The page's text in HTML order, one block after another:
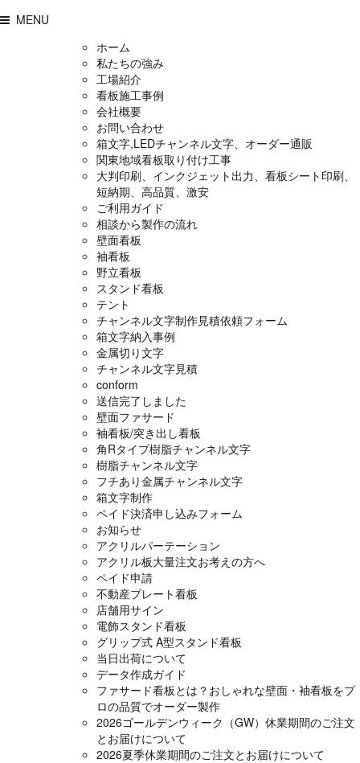
MENU
ホーム
私たちの強み
工場紹介
看板施工事例
会社概要
お問い合わせ
箱文字,LEDチャンネル文字、オーダー通販
関東地域看板取り付け工事
大判印刷、インクジェット出力、看板シート印刷、
短納期、高品質、激安
ご利用ガイド
相談から製作の流れ
壁面看板
袖看板
野立看板
スタンド看板
テント
チャンネル文字制作見積依頼フォーム
箱文字納入事例
金属切り文字
チャンネル文字見積
conform
送信完了しました
壁面ファサード
袖看板/突き出し看板
角Rタイプ樹脂チャンネル文字
樹脂チャンネル文字
フチあり金属チャンネル文字
箱文字制作
ペイド決済申し込みフォーム
お知らせ
アクリルパーテーション
アクリル板大量注文お考えの方へ
ペイド申請
不動産プレート看板
店舗用サイン
電飾スタンド看板
グリップ式 A型スタンド看板
当日出荷について
データ作成ガイド
ファサード看板とは？おしゃれな壁面・袖看板をプ
ロの品質でオーダー製作
2026ゴールデンウィーク（GW）休業期間のご注文
とお届けについて
2026夏季休業期間のご注文とお届けについて